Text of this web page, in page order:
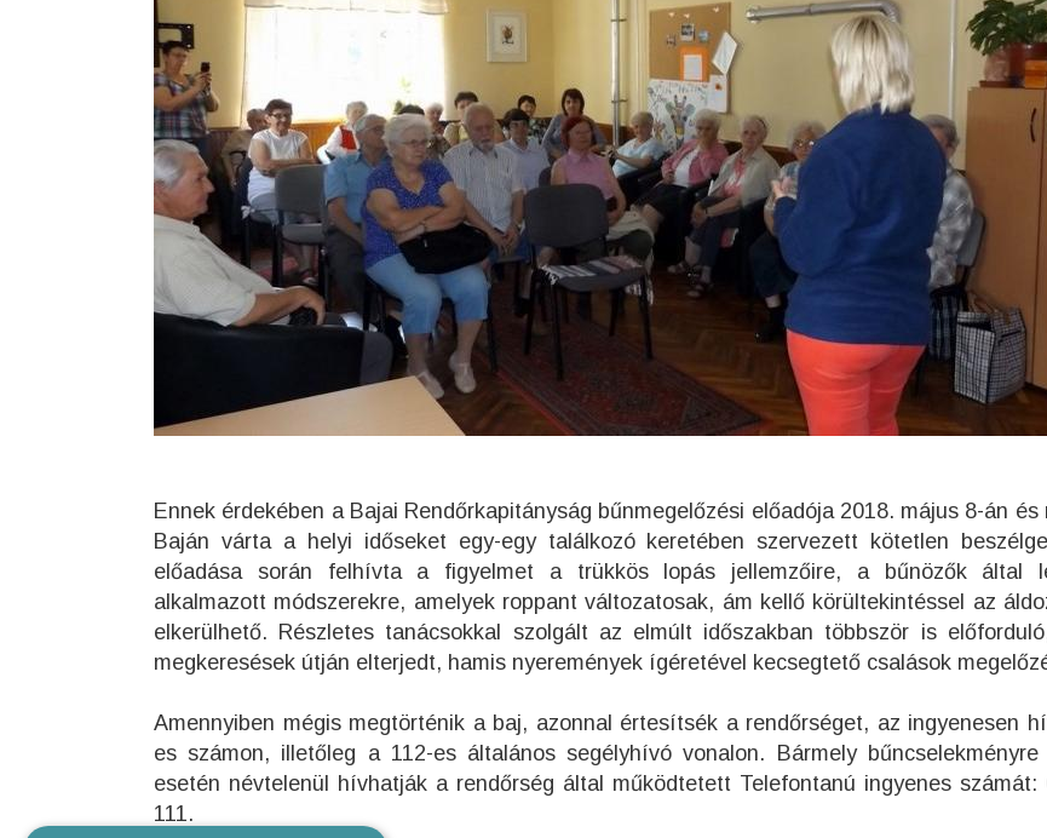
Ennek érdekében a Bajai Rendőrkapitányság bűnmegelőzési előadója 2018. május 8-án és
Baján várta a helyi időseket egy-egy találkozó keretében szervezett kötetlen
előadása során felhívta a figyelmet a trükkös lopás jellemzőire, a bűnözők által
alkalmazott módszerekre, amelyek roppant változatosak, ám kellő körültekintéssel az
elkerülhető. Részletes tanácsokkal szolgált az elmúlt időszakban többször is
megkeresések útján elterjedt, hamis nyeremények ígéretével kecsegtető csalások
Amennyiben mégis megtörténik a baj, azonnal értesítsék a rendőrséget, az ingyenesen
es számon, illetőleg a 112-es általános segélyhívó vonalon. Bármely
esetén névtelenül hívhatják a rendőrség által működtetett Telefontanú ingyenes számát:
111.